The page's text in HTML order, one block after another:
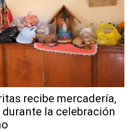
recibe mercadería,
durante la celebración